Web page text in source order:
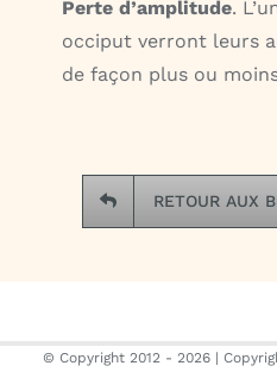
Perte d’amplitude.
occiput verront leurs
de façon plus ou
RETOUR AUX
© Copyright 2012 - 2026 |